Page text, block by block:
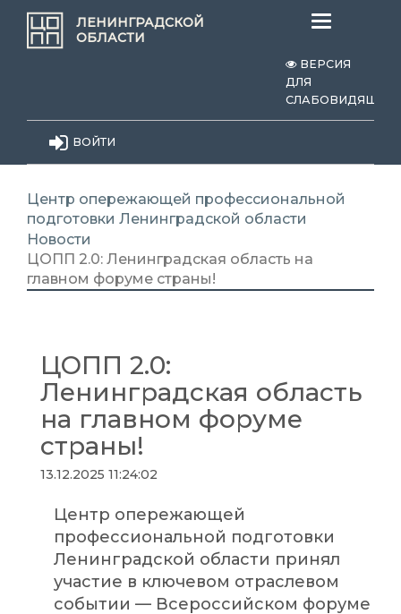
ЛЕНИНГРАДСКОЙ
ОБЛАСТИ
Меню
ВЕРСИЯ
ДЛЯ
СЛАБОВИДЯЩИХ
ВОЙТИ
Центр опережающей профессиональной
подготовки Ленинградской области
Новости
ЦОПП 2.0: Ленинградская область на
главном форуме страны!
ЦОПП 2.0:
Ленинградская область
на главном форуме
страны!
13.12.2025 11:24:02
Центр опережающей
профессиональной подготовки
Ленинградской области принял
участие в ключевом отраслевом
событии — Всероссийском форуме